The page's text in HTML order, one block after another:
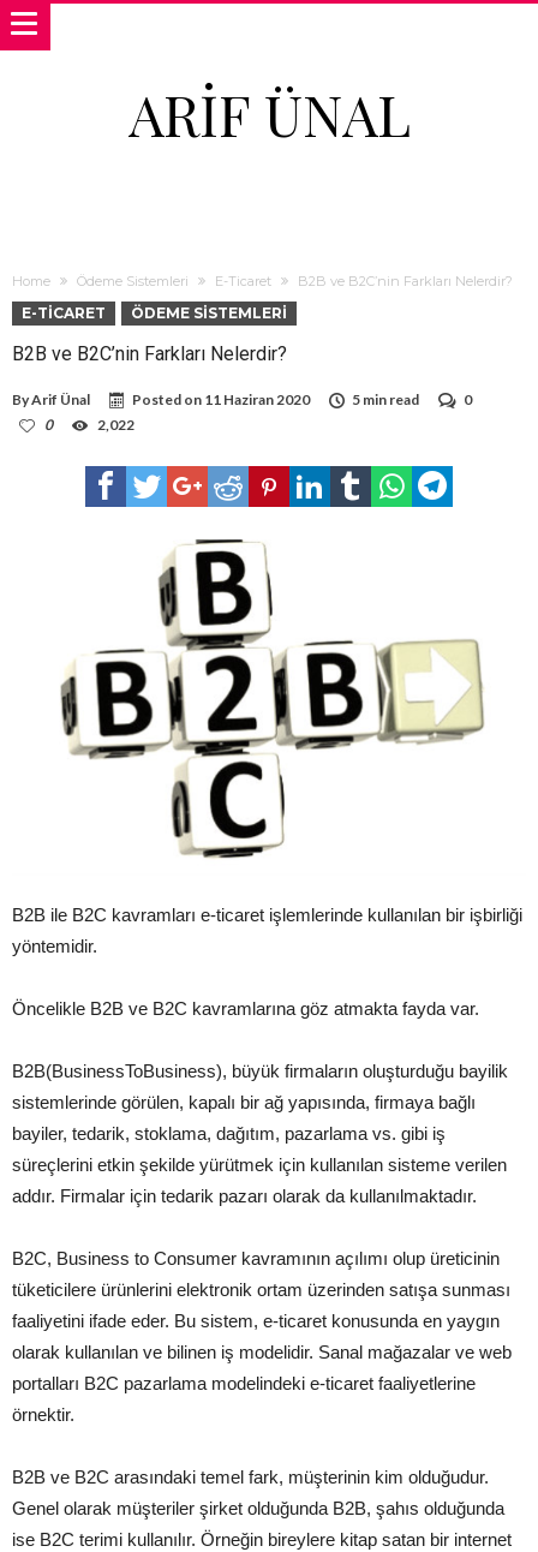
ARIF ÜNAL
Home Ödeme Sistemleri E-Ticaret B2B ve B2C’nin Farkları Nelerdir?
E-TICARET ÖDEME SISTEMLERI
B2B ve B2C’nin Farkları Nelerdir?
ByArif Ünal Posted on 11 Haziran 2020 5 min read
0
0
2,022
B2B ile B2C kavramları e-ticaret işlemlerinde kullanılan bir işbirliği
yöntemidir.
Öncelikle B2B ve B2C kavramlarına göz atmakta fayda var.
B2B(BusinessToBusiness), büyük firmaların oluşturduğu bayilik
sistemlerinde görülen, kapalı bir ağ yapısında, firmaya bağlı
bayiler, tedarik, stoklama, dağıtım, pazarlama vs. gibi iş
süreçlerini etkin şekilde yürütmek için kullanılan sisteme verilen
addır. Firmalar için tedarik pazarı olarak da kullanılmaktadır.
B2C, Business to Consumer kavramının açılımı olup üreticinin
tüketicilere ürünlerini elektronik ortam üzerinden satışa sunması
faaliyetini ifade eder. Bu sistem, e-ticaret konusunda en yaygın
olarak kullanılan ve bilinen iş modelidir. Sanal mağazalar ve web
portalları B2C pazarlama modelindeki e-ticaret faaliyetlerine
örnektir.
B2B ve B2C arasındaki temel fark, müşterinin kim olduğudur.
Genel olarak müşteriler şirket olduğunda B2B, şahıs olduğunda
ise B2C terimi kullanılır. Örneğin bireylere kitap satan bir internet